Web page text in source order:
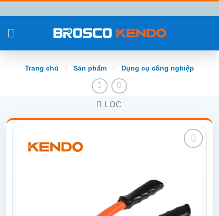
đến
nội
Trang chủ / Sản phẩm / Dụng cụ công nghiệp
LỌC